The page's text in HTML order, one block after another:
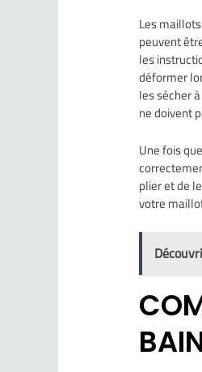
Les
peuvent
les
déformer
les sécher
ne doivent
Une fois
plier et de
votre